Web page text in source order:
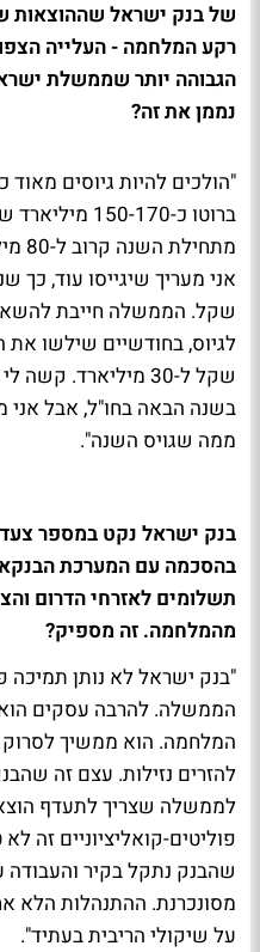
של בנק ישראל שההוצאות
רקע המלחמה - העלייה
הגבוהה יותר שממשלת
נממן את זה?
שקל. הממשלה חייבת
שקל ל-30 מיליארד.
בשנה הבאה בחו"ל, אבל אני
ממה שגויס השנה".
בנק ישראל נקט במספר
בהסכמה עם המערכת
תשלומים לאזרחי הדרום
מהמלחמה. זה מספיק?
"בנק ישראל לא נותן תמיכה
הממשלה. להרבה עסקים
המלחמה. הוא ממשיך לסרוק
להזרים נזילות. עצם זה
לממשלה שצריך לתעדף
פוליטים-קואליציוניים זה
שהבנק נתקל בקיר
מסונכרנת. ההתנהלות
על שיקולי הריבית בעתיד".